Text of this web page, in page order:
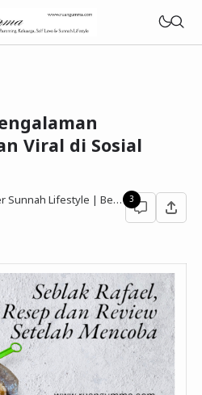
Viral di Sosial
Ruang Umma | Blogger Sunnah Lifestyle | Berbagi Gaya Hidup Sesuai Quran Sunnah 3